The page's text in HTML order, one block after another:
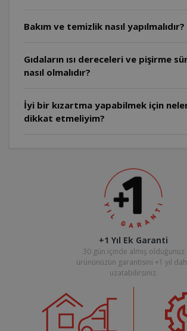
Bakım ve temizlik nasıl yapılmalıdır?
Gıdaların ısı dereceleri ve pişirme
nasıl olmalıdır?
İyi bir kızartma yapabilmek için
dikkat etmeliyim?
+1 Yıl Ek Garanti
30 gün içinde almış olduğunuz
ürününüzün garantisini +1 yıl
uzatabilirsiniz.